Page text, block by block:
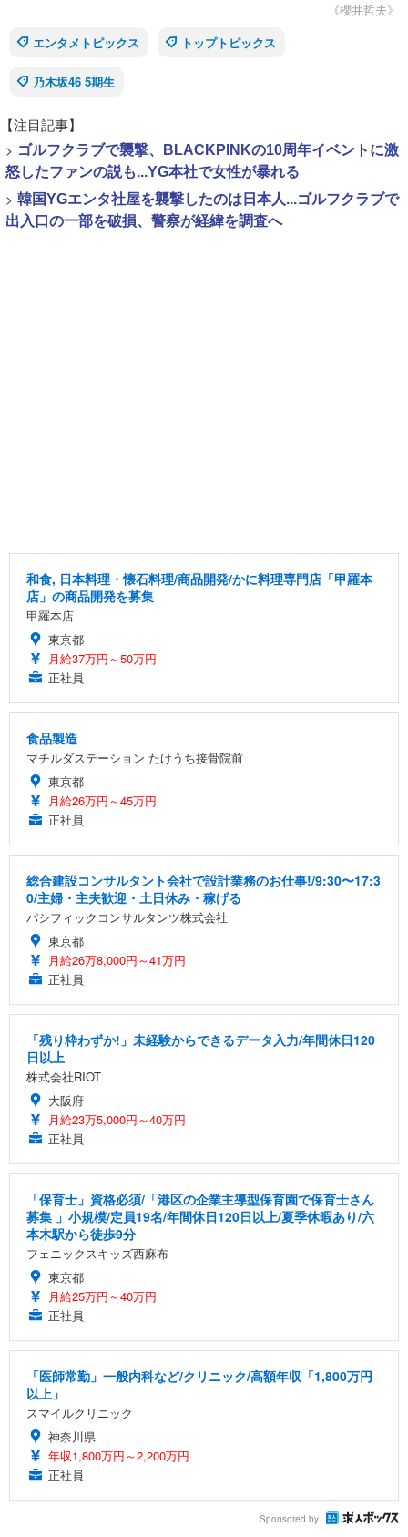
《櫻井哲夫》
エンタメトピックス
トップトピックス
乃木坂46 5期生
【注目記事】
> ゴルフクラブで襲撃、BLACKPINKの10周年イベントに激
怒したファンの説も...YG本社で女性が暴れる
> 韓国YGエンタ社屋を襲撃したのは日本人...ゴルフクラブで
出入口の一部を破損、警察が経緯を調査へ
和食, 日本料理・懐石料理/商品開発/かに料理専門店「甲羅本
店」の商品開発を募集
甲羅本店
東京都
月給37万円～50万円
正社員
食品製造
マチルダステーション たけうち接骨院前
東京都
月給26万円～45万円
正社員
総合建設コンサルタント会社で設計業務のお仕事!/9:30〜17:3
0/主婦・主夫歓迎・土日休み・稼げる
パシフィックコンサルタンツ株式会社
東京都
月給26万8,000円～41万円
正社員
「残り枠わずか!」未経験からできるデータ入力/年間休日120
日以上
株式会社RIOT
大阪府
月給23万5,000円～40万円
正社員
「保育士」資格必須/「港区の企業主導型保育園で保育士さん
募集 」小規模/定員19名/年間休日120日以上/夏季休暇あり/六
本木駅から徒歩9分
フェニックスキッズ西麻布
東京都
月給25万円～40万円
正社員
「医師常勤」一般内科など/クリニック/高額年収「1,800万円
以上」
スマイルクリニック
神奈川県
年収1,800万円～2,200万円
正社員
Sponsored by